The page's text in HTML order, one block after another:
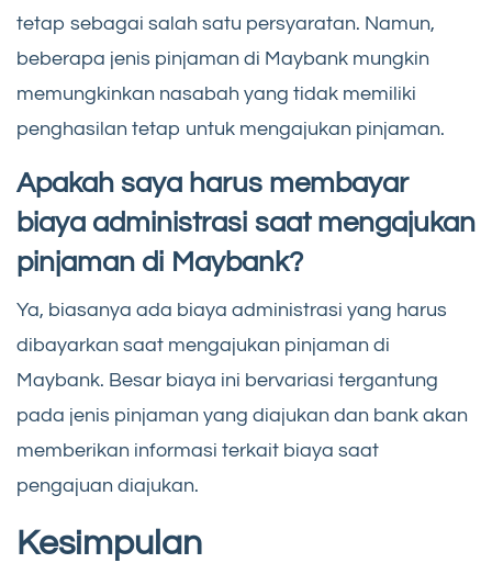
tetap sebagai salah satu persyaratan. Namun,
beberapa jenis pinjaman di Maybank mungkin
memungkinkan nasabah yang tidak memiliki
penghasilan tetap untuk mengajukan pinjaman.
Apakah saya harus membayar
biaya administrasi saat mengajukan
pinjaman di Maybank?
Ya, biasanya ada biaya administrasi yang harus
dibayarkan saat mengajukan pinjaman di
Maybank. Besar biaya ini bervariasi tergantung
pada jenis pinjaman yang diajukan dan bank akan
memberikan informasi terkait biaya saat
pengajuan diajukan.
Kesimpulan